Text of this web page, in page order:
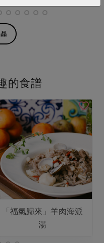
的食譜
「福氣歸來」羊肉海派
湯